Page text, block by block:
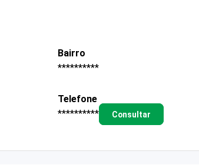
Bairro
**********
Telefone
**********
Consultar